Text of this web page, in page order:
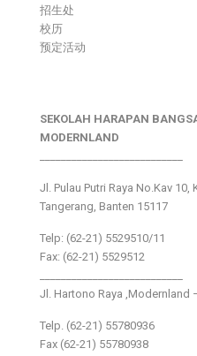
招生处
校历
预定活动
SEKOLAH HARAPAN
MODERNLAND
Jl. Pulau Putri Raya No.Kav
Tangerang, Banten 15117
Telp: (62-21) 5529510/11
Fax: (62-21) 5529512
Jl. Hartono Raya ,Modernland
Telp. (62-21) 55780936
Fax (62-21) 55780938